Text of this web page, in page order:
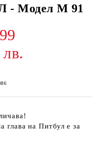
- Модел М 91
глава на Питбул е за